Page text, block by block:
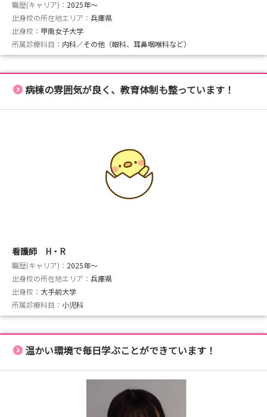
職歴(キャリア)： 2025年〜
出身校の所在地エリア： 兵庫県
出身校： 甲南女子大学
所属診療科目： 内科／その他（眼科、耳鼻咽喉科など）
病棟の雰囲気が良く、教育体制も整っています！
看護師 H・R
職歴(キャリア)： 2025年〜
出身校の所在地エリア： 兵庫県
出身校： 大手前大学
所属診療科目： 小児科
温かい環境で毎日学ぶことができています！